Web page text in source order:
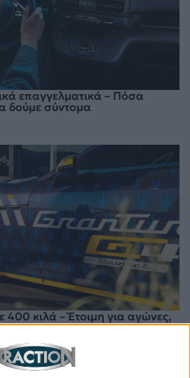
επαγγελματικά – Πόσα
δούμε σύντομα
κιλά – Έτοιμη για αγώνες,
FoS